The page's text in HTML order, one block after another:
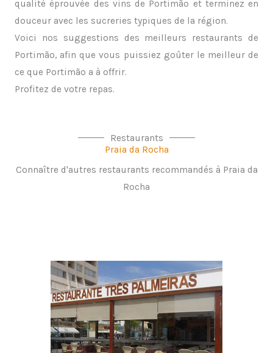
qualité éprouvée des vins de Portimão et terminez en
douceur avec les sucreries typiques de la région.
Voici nos suggestions des meilleurs restaurants de
Portimão, afin que vous puissiez goûter le meilleur de
ce que Portimão a à offrir.
Profitez de votre repas.
Restaurants
Praia da Rocha
Connaître d'autres restaurants recommandés à Praia da
Rocha